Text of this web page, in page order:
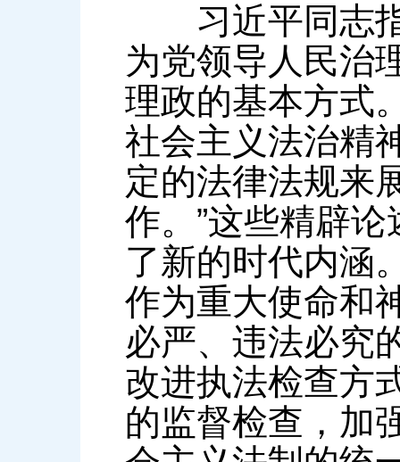
习近平同志指
为党领导人民治
理政的基本方式
社会主义法治精
定的法律法规来
作。”这些精辟
了新的时代内涵
作为重大使命和
必严、违法必究
改进执法检查方
的监督检查，加